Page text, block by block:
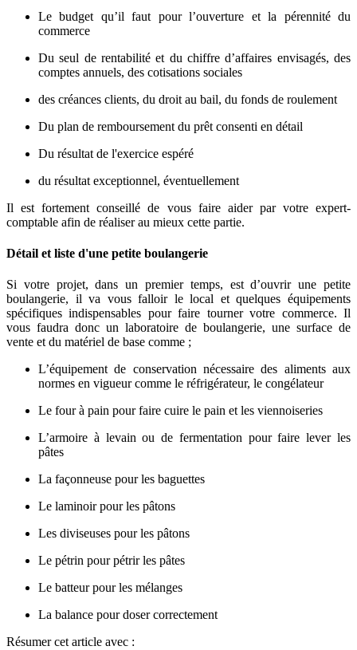
Le budget qu’il faut pour l’ouverture et la pérennité du
commerce
Du seul de rentabilité et du chiffre d’affaires envisagés, des
comptes annuels, des cotisations sociales
des créances clients, du droit au bail, du fonds de roulement
Du plan de remboursement du prêt consenti en détail
Du résultat de l'exercice espéré
du résultat exceptionnel, éventuellement
Il est fortement conseillé de vous faire aider par votre expert-
comptable afin de réaliser au mieux cette partie.
Détail et liste d'une petite boulangerie
Si votre projet, dans un premier temps, est d’ouvrir une petite
boulangerie, il va vous falloir le local et quelques équipements
spécifiques indispensables pour faire tourner votre commerce. Il
vous faudra donc un laboratoire de boulangerie, une surface de
vente et du matériel de base comme ;
L’équipement de conservation nécessaire des aliments aux
normes en vigueur comme le réfrigérateur, le congélateur
Le four à pain pour faire cuire le pain et les viennoiseries
L’armoire à levain ou de fermentation pour faire lever les
pâtes
La façonneuse pour les baguettes
Le laminoir pour les pâtons
Les diviseuses pour les pâtons
Le pétrin pour pétrir les pâtes
Le batteur pour les mélanges
La balance pour doser correctement
Résumercet article avec :